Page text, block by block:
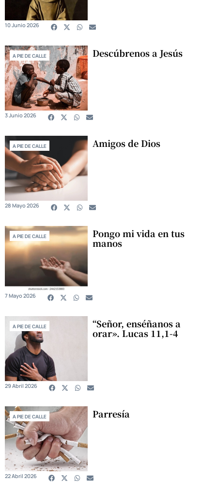
10 Junio 2026
A PIE DE CALLE Descúbrenos a Jesús
3 Junio 2026
A PIE DE CALLE Amigos de Dios
28 Mayo 2026
A PIE DE CALLE Pongo mi vida en tus
manos
7 Mayo 2026
A PIE DE CALLE “Señor, enséñanos a
orar». Lucas 11,1-4
29 Abril 2026
A PIE DE CALLE Parresía
22 Abril 2026